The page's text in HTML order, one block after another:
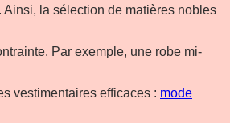
Ainsi, la sélection de matières nobles
Par exemple, une robe mi-
vestimentaires efficaces : mode